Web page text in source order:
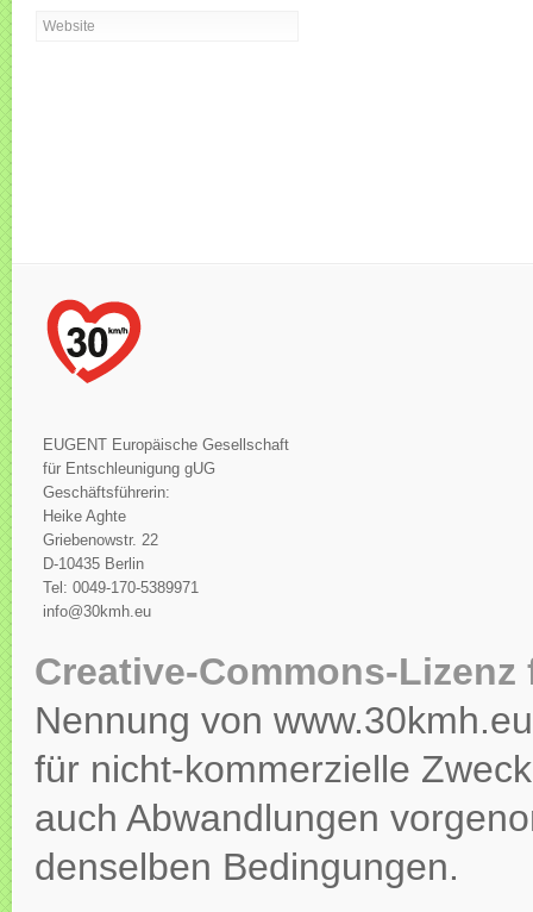
EUGENT Europäische Gesellschaft
für Entschleunigung gUG
Geschäftsführerin:
Heike Aghte
Griebenowstr. 22
D-10435 Berlin
Tel: 0049-170-5389971
info@30kmh.eu
Creative-Commons-
Nennung von
für nicht-kommerzielle
auch Abwandlungen
denselben Bedingungen.